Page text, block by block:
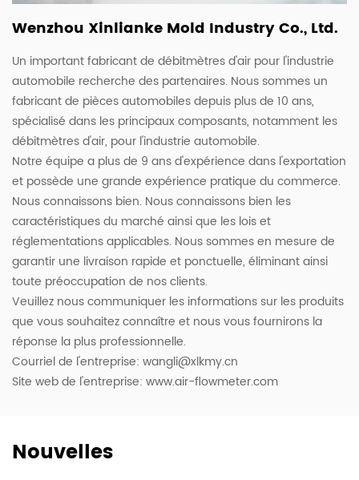
Wenzhou Xinlianke Mold Industry Co., Ltd.
Un important fabricant de débitmètres d'air pour l'industrie
automobile recherche des partenaires. Nous sommes un
fabricant de pièces automobiles depuis plus de 10 ans,
spécialisé dans les principaux composants, notamment les
débitmètres d'air, pour l'industrie automobile.
Notre équipe a plus de 9 ans d'expérience dans l'exportation
et possède une grande expérience pratique du commerce.
Nous connaissons bien. Nous connaissons bien les
caractéristiques du marché ainsi que les lois et
réglementations applicables. Nous sommes en mesure de
garantir une livraison rapide et ponctuelle, éliminant ainsi
toute préoccupation de nos clients.
Veuillez nous communiquer les informations sur les produits
que vous souhaitez connaître et nous vous fournirons la
réponse la plus professionnelle.
Courriel de l'entreprise: wangli@xlkmy.cn
Site web de l'entreprise: www.air-flowmeter.com
Nouvelles